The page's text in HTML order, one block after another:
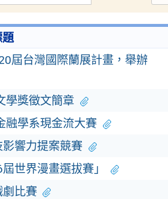
題
屆台灣國際蘭展計畫，舉辦
學獎徵文簡章
融學系現金流大賽
影響力提案競賽
世界漫畫選拔賽」
⽐賽